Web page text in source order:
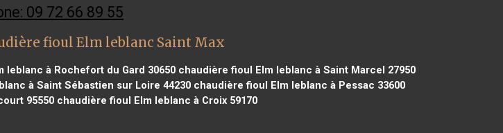
09 72 66 89 55
fioul Elm leblanc Saint Max
à Rochefort du Gard 30650chaudière fioul Elm leblanc à Saint Marcel 27950
à Saint Sébastien sur Loire 44230 chaudière fioul Elm leblanc à Pessac 33600
95550chaudière fioul Elm leblanc à Croix 59170